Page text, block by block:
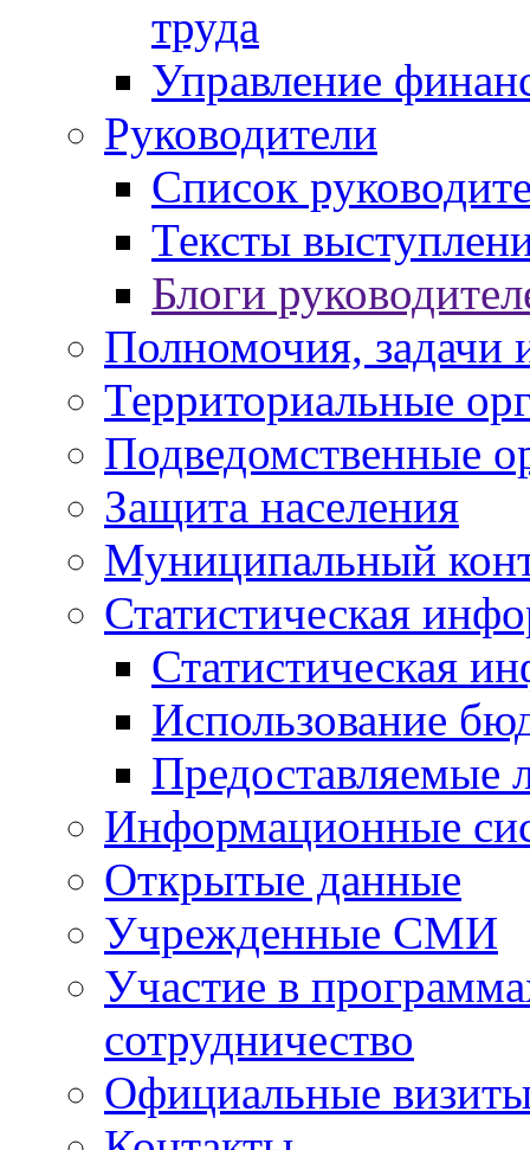
труда
Управление
Руководители
Список
Тексты
Блоги
Полномочия, задачи
Территориальные
Подведомственные
Защита населения
Муниципальный
Статистическая
Статистическая
Использование
Предоставляемые
Информационные
Открытые данные
Учрежденные СМИ
Участие в
сотрудничество
Официальные